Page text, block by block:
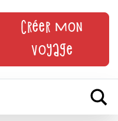
Créer mon
voyage